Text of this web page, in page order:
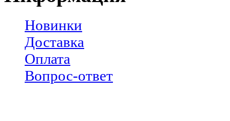
Новинки
Доставка
Оплата
Вопрос-ответ